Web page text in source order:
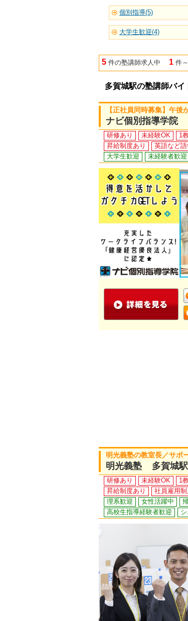
個別指導(5)
大学生歓迎(4)
5 件の塾講師求人中 1 件～
多賀城駅の塾講師バイ
【正社員同時募集】午
ナビ個別指導学院
研修あり 未経験OK 1
昇給制度あり
英語など
大学生歓迎
未経験者歓迎
明光義塾の教室長／サポ
明光義塾 多賀城
研修あり 未経験OK 1
昇給制度あり
社員雇用制
理系歓迎
女性活躍中
高校生指導経験者歓迎